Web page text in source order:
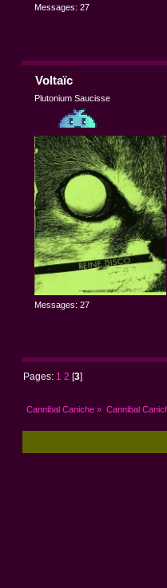
Messages: 27
Voltaïc
Plutonium Saucisse
Messages: 27
Pages: 1 2 [3]
Cannibal Caniche » Cannibal